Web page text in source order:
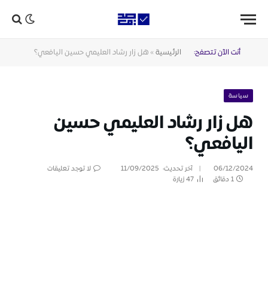
أنت الآن تتصفح: الرئيسية » هل زار رشاد العليمي حسين اليافعي؟
سياسة
هل زار رشاد العليمي حسين
اليافعي؟
06/12/2024 آخر تحديث: 11/09/2025
لا توجد تعليقات
1 دقائق
47زيارة